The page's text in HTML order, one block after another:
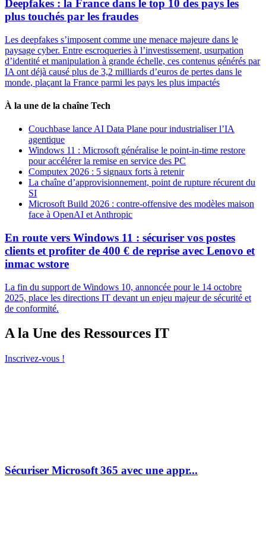
Deepfakes : la France dans le top 10 des pays les
plus touchés par les fraudes
Les deepfakes s’imposent comme une menace majeure dans le
paysage cyber. Entre escroqueries à l’investissement, usurpation
d’identité et manipulation à grande échelle, ces contenus générés par
IA ont déjà causé plus de 3,2 milliards d’euros de pertes dans le
monde, plaçant la France parmi les pays les plus impactés
À la une de la chaîne Tech
Couchbase lance AI Data Plane pour industrialiser l’IA
agentique
Windows 11 : Microsoft généralise le point-in-time restore
pour accélérer la remise en service des PC
Computex 2026 : 5 signaux forts à retenir
La chaîne d’approvisionnement, point de rupture récurent du
SI
Microsoft Build 2026 : contre-offensive des modèles maison
face à OpenAI et Anthropic
En route vers Windows 11 : sécuriser vos postes
clients et profiter de 400 € de reprise avec Lenovo et
inmac wstore
La fin du support de Windows 10, annoncée pour le 14 octobre
2025, place les directions IT devant un enjeu majeur de sécurité et
de conformité.
A la Une des Ressources IT
Inscrivez-vous !
Sécuriser Microsoft 365 avec une appr...